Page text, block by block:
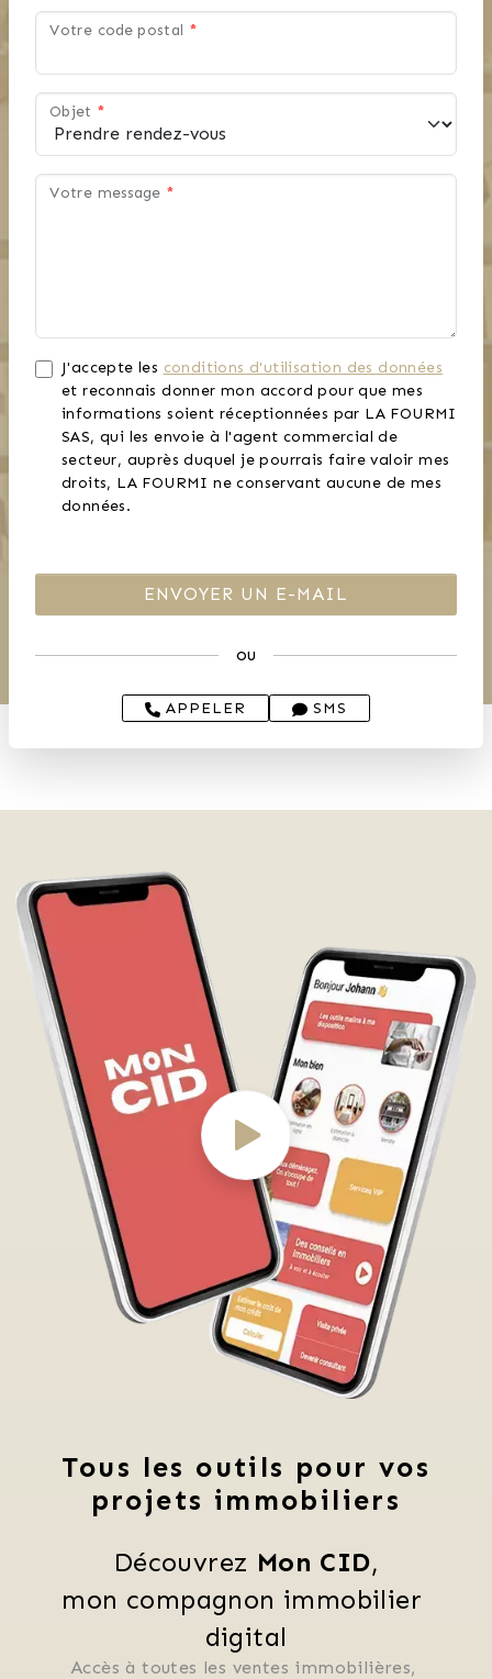
Votre code postal *
Objet *
Votre message *
J'accepte les conditions d'utilisation des données
et reconnais donner mon accord pour que mes
informations soient réceptionnées par LA FOURMI
SAS, qui les envoie à l'agent commercial de
secteur, auprès duquel je pourrais faire valoir mes
droits, LA FOURMI ne conservant aucune de mes
données.
ou
APPELER SMS
Tous les outils pour vos
projets immobiliers
Découvrez Mon CID,
mon compagnon immobilier
digital
Accès à toutes les ventes immobilières,